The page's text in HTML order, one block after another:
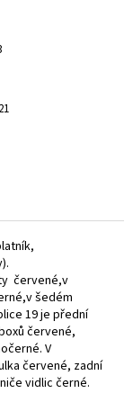
červené,v
šedém
19 je přední
červené,
V
červené, zadní
vidlic černé.